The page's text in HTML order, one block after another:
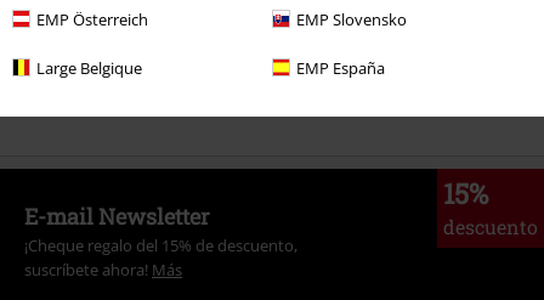
EMP Österreich EMP Slovensko
Large Belgique EMP España
Ofertas % Ropa Camisetas & Tops Camisetas
Ofertas % Merch de Bandas Camisetas
15%
E-mail Newsletter
¡Cheque regalo del 15% de descuento,
suscríbete ahora!Más